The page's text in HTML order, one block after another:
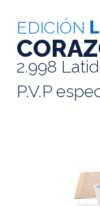
EDICIÓN
2.998
P.V.P